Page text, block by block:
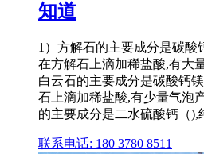
知道
1）方解石的主要成分是碳酸
在方解石上滴加稀盐酸,有大
白云石的主要成分是碳酸钙
石上滴加稀盐酸,有少量气泡
的主要成分是二水硫酸钙（),
联系电话: 180 3780 8511